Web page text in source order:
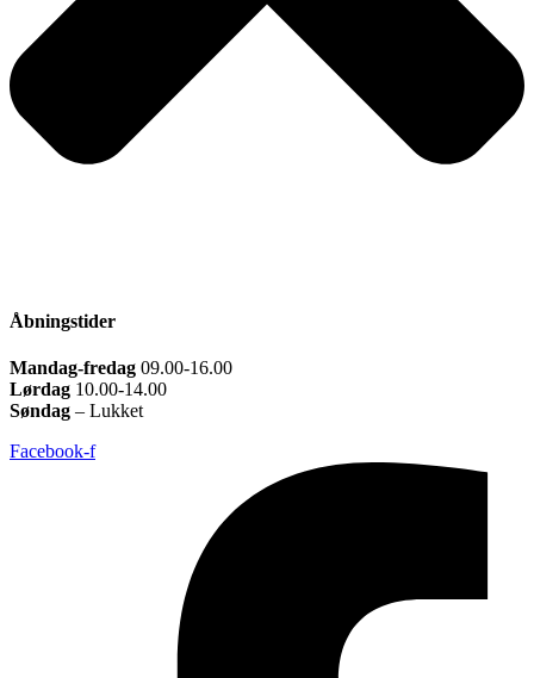
Åbningstider
Mandag-fredag 09.00-16.00
Lørdag 10.00-14.00
Søndag – Lukket
Facebook-f